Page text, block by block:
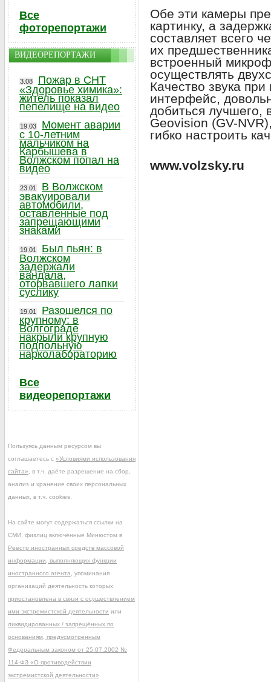
Обе эти камеры
картинку, а
составляет всего
их
встроенный
осуществлять
Качество звука
интерфейс,
добиться лучшего,
Geovision (GV-
гибко настроить
www.volzsky.ru
Все
фоторепортажи
ВИДЕОРЕПОРТАЖИ
3.08
Пожар в СНТ
«Здоровье химика»:
житель показал
пепелище на видео
19.03
Момент аварии
с 10-летним
мальчиком на
Карбышева в
Волжском попал на
видео
23.01
В Волжском
эвакуировали
автомобили,
оставленные под
запрещающими
знаками
19.01
Был пьян: в
Волжском
задержали
вандала,
оторвавшего лапки
суслику
19.01
Разошелся по
крупному: в
Волгограде
накрыли крупную
подпольную
нарколабораторию
Все
видеорепортажи
Пользуясь данным ресурсом вы
соглашаетесь с «Условиями использования
сайта» , в т.ч. даёте разрешение на сбор,
анализ и хранение своих персональных
данных, в т.ч. cookies.
На сайте могут содержаться ссылки на
СМИ, физлиц включённые Минюстом в
Реестр иностранных средств массовой
информации, выполняющих функции
иностранного агента , упоминания
организаций деятельность которых
приостановлена в связи с осуществлением
ими экстремистской деятельности или
ликвидированных / запрещённых по
основаниям, предусмотренным
Федеральным законом от 25.07.2002 №
114-ФЗ «О противодействии
экстремистской деятельности»